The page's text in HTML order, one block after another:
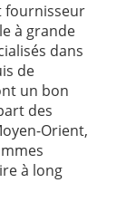
fournisseur
à grande
dans
de
un bon
des
Orient,
à long